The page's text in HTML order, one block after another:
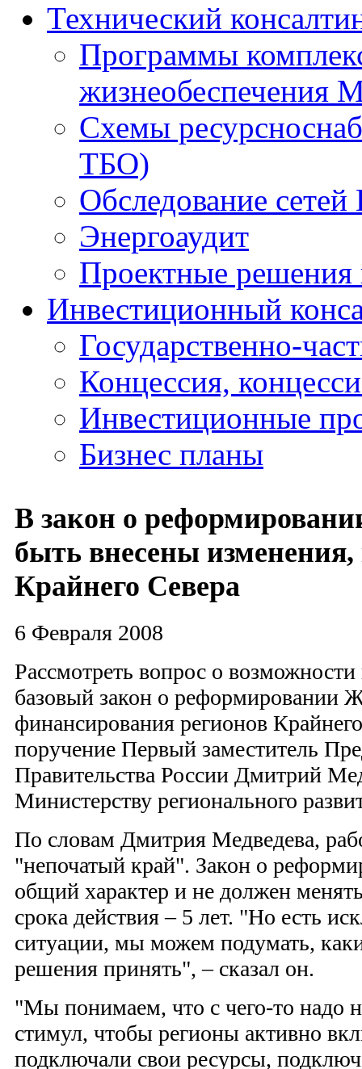
Технический
Программы
жизнеобеспечения
Схемы
ТБО)
Обследование
Энергоаудит
Проектные решения
Инвестиционный
Государственно-
Концессия,
Инвестиционные
Бизнес планы
В закон о
быть внесены
Крайнего Севера
6 Февраля 2008
Рассмотреть вопрос о
базовый закон о реформировании
финансирования регионов
поручение Первый заместитель
Правительства России Дмитрий
Министерству регионального
По словам Дмитрия Медведева,
"непочатый край". Закон о
общий характер и не должен
срока действия – 5 лет. "Но есть
ситуации, мы можем подумать,
решения принять", – сказал он.
"Мы понимаем, что с чего-то надо
стимул, чтобы регионы активно
подключали свои ресурсы,